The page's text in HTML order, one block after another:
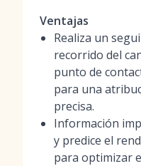
Ventajas
Realiza un
recorrido del
punto de
para una
precisa.
Información
y predice el
para optimizar